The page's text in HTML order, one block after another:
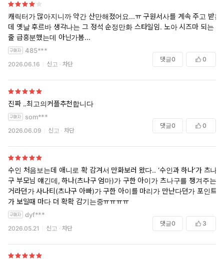
캐릭터가 많아지니까 약간 산만해졌어요...ㅠ 구원서사를 계속 주고 받는
데 옛날 후르바 생각나는 그 정석 순정만화 스타일임. 노아 시즈마 되는
줄 급흥분했는데 아닌가봄...
485***
2026.06.16 신고 차단
댓글0 0
진짜 ..최고의커플추천합니다
som***
2026.06.09 신고 차단
댓글0 0
수인 처음보는데 애니로 확 감겨서 만화보러 왔다.. ‘수인과 하나’가 츠나
구 부모님 얘긴데, 하나(츠나구 엄마)가 구한 아이가 츠나구를 챙겨주는
거라던가 사나티(츠나구 아빠)가 구한 아이를 마리가 만난다던가 포인트
가 보일때 마다 더 확확 감기는중ㅠㅠㅠㅠ
dyf***
2026.05.21 신고 차단
댓글0 3